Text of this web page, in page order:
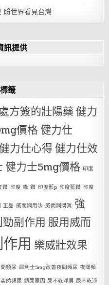
盼世界看見台灣
訊提供
籤
方簽的壯陽藥健力
價格健力仕
力仕心得健力仕效
健力士5mg價格 印度
鑽 印度 綠 鑽 印度藍p 印度藍鑽 印度
正品 威而鋼用法 威而鋼購買 強
副作用 服用威而
用 樂威壯效果
頻尿 犀利士5mg改善夜間頻尿 夜間頻
然頻尿 頻尿原因 尿不乾淨男 尿不乾淨